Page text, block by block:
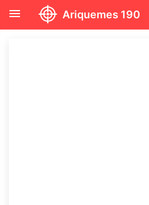
menu Ariquemes 190